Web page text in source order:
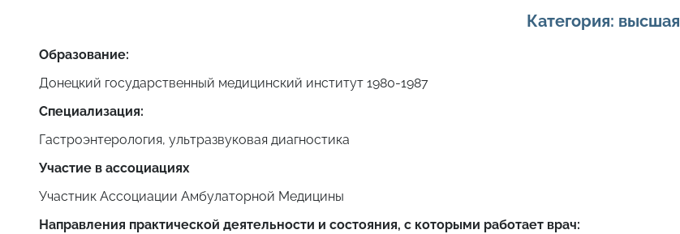
Категория: высшая
Образование:
Донецкий государственный медицинский институт 1980-1987
Специализация:
Гастроэнтерология, ультразвуковая диагностика
Участие в ассоциациях
Участник Ассоциации Амбулаторной Медицины
Направления практической деятельности и состояния, с которыми работает врач: